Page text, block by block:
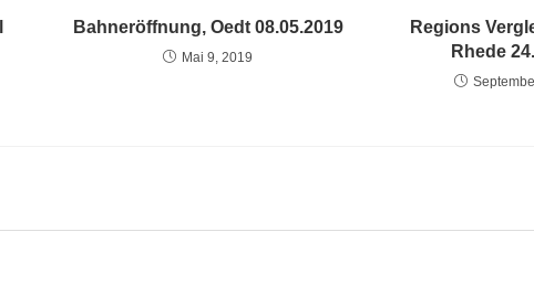
Bahneröffnung, Oedt 08.05.2019
Mai 9, 2019
Regions
Rhede